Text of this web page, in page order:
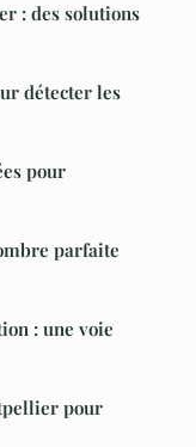
: des solutions
détecter les
pour
parfaite
: une voie
pour